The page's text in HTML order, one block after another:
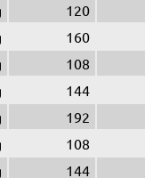
120
160
108
144
192
108
144